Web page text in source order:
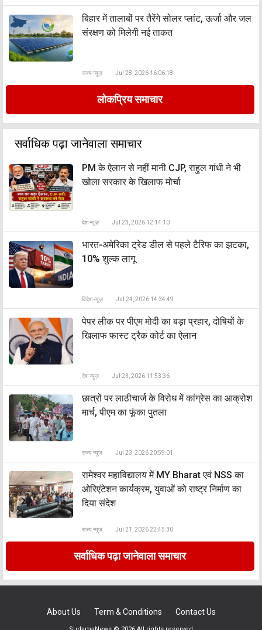
बिहार में तालाबों पर तैरेंगे सोलर प्लांट, ऊर्जा और जल
संरक्षण को मिलेगी नई ताकत
राज्य न्यूज़ Jul 28, 2026 16:06:18
लोकप्रिय समाचार
सर्वाधिक पढ़ा जानेवाला समाचार
PM के ऐलान से नहीं मानी CJP, राहुल गांधी ने भी
खोला सरकार के खिलाफ मोर्चा
देश न्यूज़ Jul 23, 2026 12:14:10
भारत-अमेरिका ट्रेड डील से पहले टैरिफ का झटका,
10% शुल्क लागू
विदेश न्यूज़ Jul 24, 2026 14:34:49
पेपर लीक पर पीएम मोदी का बड़ा प्रहार, दोषियों के
खिलाफ फास्ट ट्रैक कोर्ट का ऐलान
देश न्यूज़ Jul 23, 2026 11:53:36
छात्रों पर लाठीचार्ज के विरोध में कांग्रेस का आक्रोश
मार्च, पीएम का फूंका पुतला
राज्य न्यूज़ Jul 23, 2026 20:59:01
रामेश्वर महाविद्यालय में MY Bharat एवं NSS का
ओरिएंटेशन कार्यक्रम, युवाओं को राष्ट्र निर्माण का
दिया संदेश
राज्य न्यूज़ Jul 21, 2026 22:45:30
सर्वाधिक पढ़ा जानेवाला समाचार
About Us Term & Conditions Contact Us